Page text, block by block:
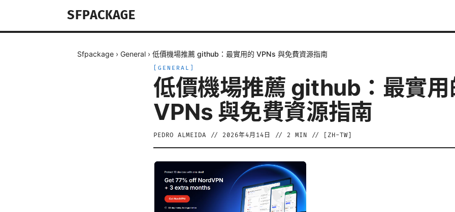
SFPACKAGE
Sfpackage › General › 低價機場推薦 github：最實用的 VPNs 與免費資源指南
GENERAL
低價機場推薦 github：最實用
VPNs 與免費資源指南
PEDRO ALMEIDA // 2026年4月14日 // 2 MIN // [ ZH-TW